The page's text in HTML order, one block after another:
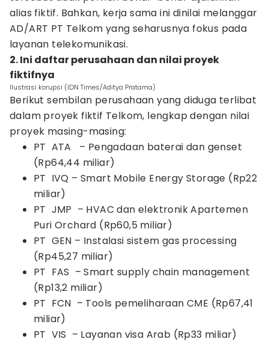
alias fiktif. Bahkan, kerja sama ini dinilai melanggar
AD/ART PT Telkom yang seharusnya fokus pada
layanan telekomunikasi.
2. Ini daftar perusahaan dan nilai proyek
fiktifnya
Ilustrasi korupsi (IDN Times/Aditya Pratama)
Berikut sembilan perusahaan yang diduga terlibat
dalam proyek fiktif Telkom, lengkap dengan nilai
proyek masing-masing:
PT ATA – Pengadaan baterai dan genset
(Rp64,44 miliar)
PT IVQ – Smart Mobile Energy Storage (Rp22
miliar)
PT JMP – HVAC dan elektronik Apartemen
Puri Orchard (Rp60,5 miliar)
PT GEN – Instalasi sistem gas processing
(Rp45,27 miliar)
PT FAS – Smart supply chain management
(Rp13,2 miliar)
PT FCN – Tools pemeliharaan CME (Rp67,41
miliar)
PT VIS – Layanan visa Arab (Rp33 miliar)